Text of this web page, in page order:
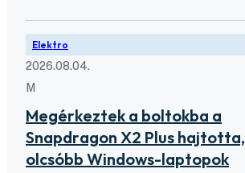
Elektro
2026.08.04.
M
Megérkeztek a boltokba a
Snapdragon X2 Plus hajtotta,
olcsóbb Windows-laptopok